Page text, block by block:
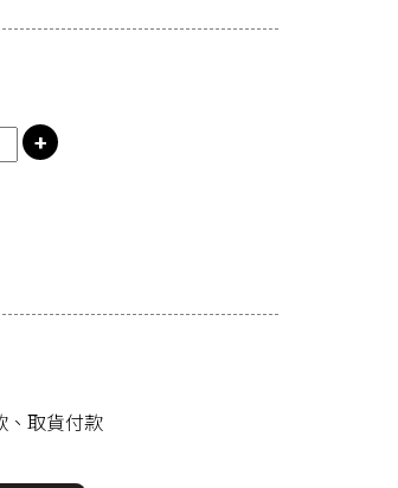
、取貨付款